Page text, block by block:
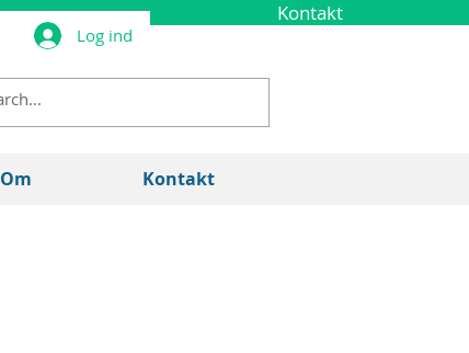
Kontakt
Log ind
Call Now: 123-456-7890
Om Kontakt